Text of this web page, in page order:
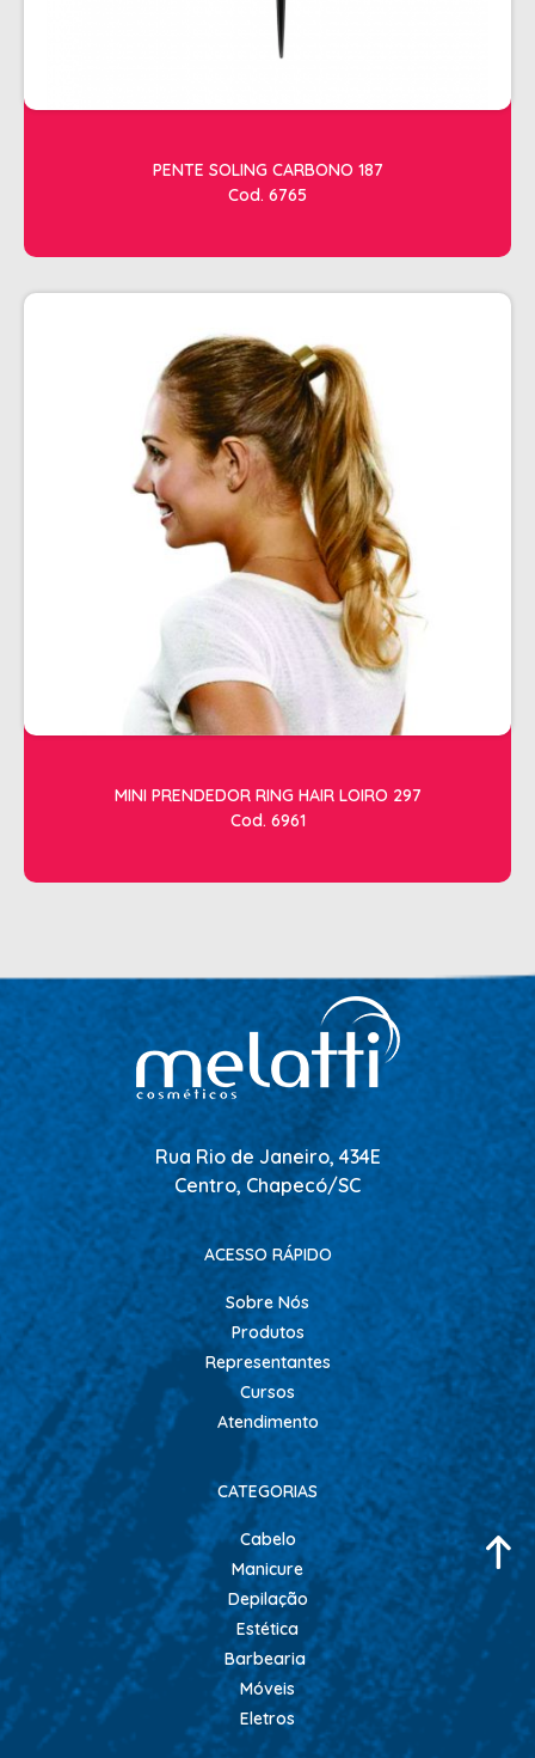
PENTE SOLING CARBONO 187
Cod. 6765
MINI PRENDEDOR RING HAIR LOIRO 297
Cod. 6961
Rua Rio de Janeiro, 434E
Centro, Chapecó/SC
ACESSO RÁPIDO
Sobre Nós
Produtos
Representantes
Cursos
Atendimento
CATEGORIAS
Cabelo
Manicure
Depilação
Estética
Barbearia
Móveis
Eletros